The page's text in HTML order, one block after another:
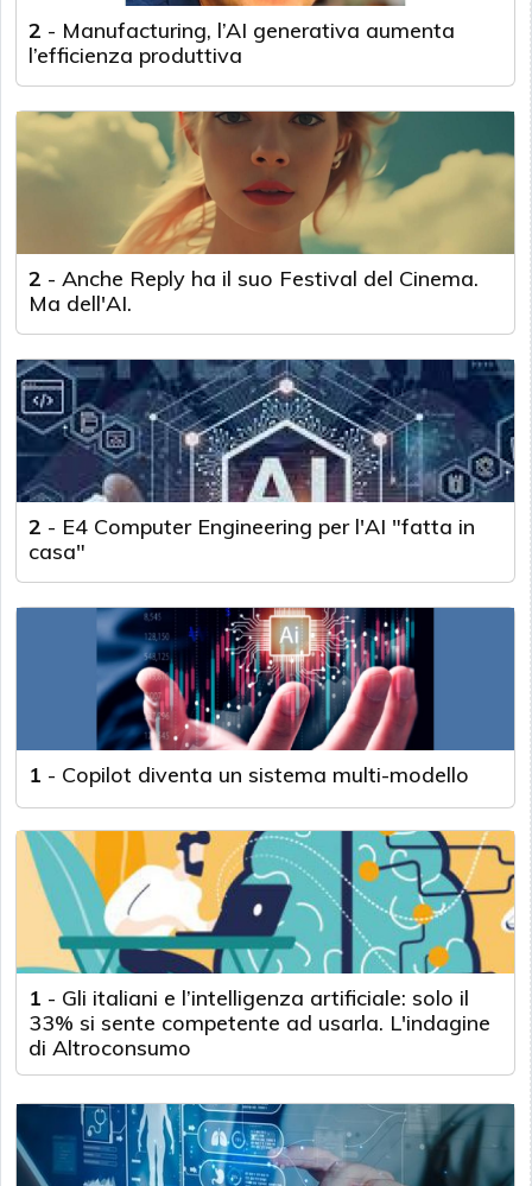
2 - Manufacturing, l’AI generativa aumenta
l’efficienza produttiva
2 - Anche Reply ha il suo Festival del Cinema.
Ma dell'AI.
2 - E4 Computer Engineering per l'AI "fatta in
casa"
1 - Copilot diventa un sistema multi-modello
1 - Gli italiani e l’intelligenza artificiale: solo il
33% si sente competente ad usarla. L'indagine
di Altroconsumo